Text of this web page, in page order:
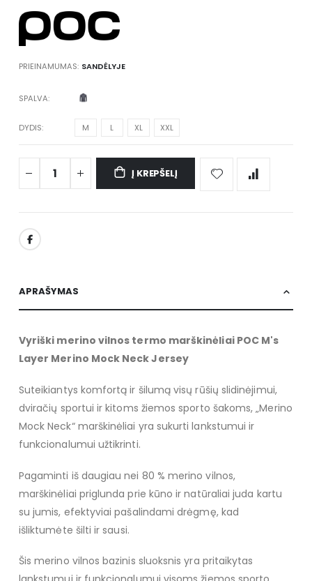
PRIEINAMUMAS: SANDĖLYJE
SPALVA
DYDIS M L XL XXL
Į KREPŠELĮ
APRAŠYMAS
Vyriški merino vilnos termo marškinėliai POC M's
Layer Merino Mock Neck Jersey
Suteikiantys komfortą ir šilumą visų rūšių slidinėjimui,
dviračių sportui ir kitoms žiemos sporto šakoms, „Merino
Mock Neck“ marškinėliai yra sukurti lankstumui ir
funkcionalumui užtikrinti.
Pagaminti iš daugiau nei 80 % merino vilnos,
marškinėliai priglunda prie kūno ir natūraliai juda kartu
su jumis, efektyviai pašalindami drėgmę, kad
išliktumėte šilti ir sausi.
Šis merino vilnos bazinis sluoksnis yra pritaikytas